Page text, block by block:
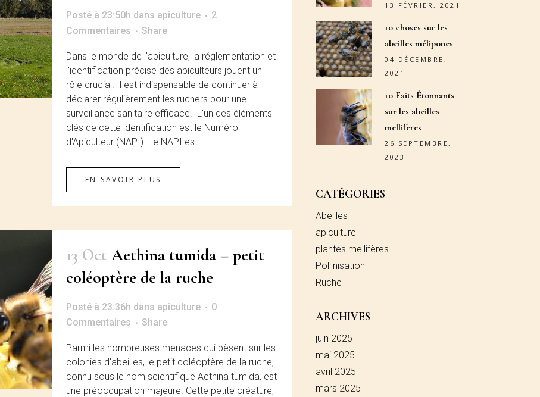
Posté à 23:50h dans apiculture
2
Commentaires
Share
Dans le monde de l'apiculture, la réglementation et
l'identification précise des apiculteurs jouent un
rôle crucial. Il est indispensable de continuer à
déclarer régulièrement les ruchers pour une
surveillance sanitaire efficace. L'un des éléments
clés de cette identification est le Numéro
d'Apiculteur (NAPI). Le NAPI est...
EN SAVOIR PLUS
13 Oct Aethina tumida – petit
coléoptère de la ruche
Posté à 23:36h dans apiculture
0
Commentaires
Share
Parmi les nombreuses menaces qui pèsent sur les
colonies d'abeilles, le petit coléoptère de la ruche,
connu sous le nom scientifique Aethina tumida, est
une préoccupation majeure. Cette petite créature,
13 FÉVRIER, 2021
10 choses sur les
abeilles mélipones
04 DÉCEMBRE,
2021
10 Faits Étonnants
sur les abeilles
mellifères
26 SEPTEMBRE,
2023
CATÉGORIES
Abeilles
apiculture
plantes mellifères
Pollinisation
Ruche
ARCHIVES
juin 2025
mai 2025
avril 2025
mars 2025